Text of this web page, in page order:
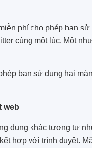
phí cho phép bạn
cùng một lúc. Một
bạn sử dụng hai
web
dụng khác tương tự
hợp với trình duyệt.